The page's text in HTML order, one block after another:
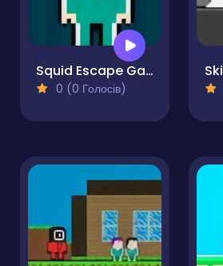
Squid Escape Game
0 (0 Голосів)